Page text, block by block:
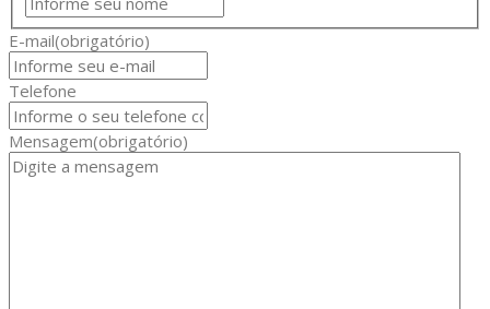
E-mail(obrigatório)
Telefone
Mensagem(obrigatório)